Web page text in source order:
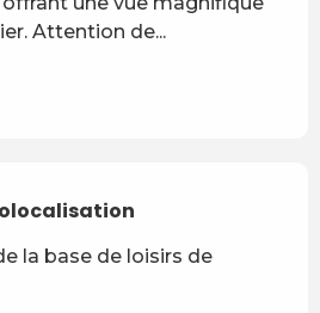
Attention de...
la base de loisirs de